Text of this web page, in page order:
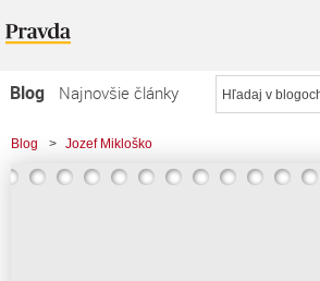
Blog
Najnovšie články
Najčítanejšie články
Najkomentovanejšie články
Blog > Jozef Mikloško